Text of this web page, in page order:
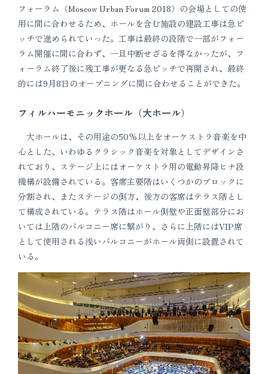
フォーラム（Moscow Urban Forum 2018）の会場としての使
用に間に合わせるため、ホールを含む施設の建設工事は急ピ
ッチで進められていった。工事は最終の段階で一部がフォー
ラム開催に間に合わず、一旦中断せざるを得なかったが、フ
ォーラム終了後に残工事が更なる急ピッチで再開され、最終
的には9月8日のオープニングに間に合わせることができた。
フィルハーモニックホール（大ホール）
大ホールは、その用途の50%以上をオーケストラ音楽を中
心とした、いわゆるクラシック音楽を対象としてデザインさ
れており、ステージ上にはオーケストラ用の電動昇降ヒナ段
機構が設備されている。客席主要階はいくつかのブロックに
分割され、またステージの側方、後方の客席はテラス階とし
て構成されている。テラス階はホール側壁や正面壁部分にお
いては上階のバルコニー席に繋がり、さらに上階にはVIP席
として使用される浅いバルコニーがホール両側に設置されて
いる。